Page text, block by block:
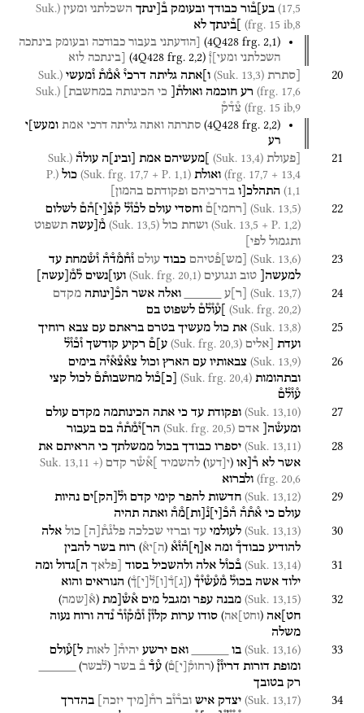
17,5) בע]ב֯ור כבודך ובעומק ב֯[ינתך השכלתני ומעין (Suk.
frg. 15 ib,8)
]ב֯ינתך לא
(4Q428 frg. 2,1) [הודעתני בעבור כבודכה ובעומק בינתכה
השכלתני ומעי]ן֯ (4Q428 frg. 2,2) [בינתכה לוא
20 [סתרת (Suk. 13,3) ו]אתה גליתה דרכי֯ א֯מ֯ת֯ ו֯מעשי (Suk.
frg. 17,6) רע חוכמה ואולת֯[ כי הכינותה במחשבת]
(Suk.
frg. 15 ib,9) צ֯ד֯ק֯
(4Q428 frg. 2,2) סתרתה ואתה גליתה דרכי אמת ומעש]י
רע
21 [פעולת (Suk. 13,4) ]מעשיהם אמת ובינ ה עולה֯ (Suk.
frg. 17,7 + 13,4) ואולת (Suk. frg. 17,7 + P. 1,1) כול (P.
1,1) התהלכ[ו בדרכיהם ופקודתם בהמון]
22
(Suk. 13,5) רחמי ם֯ וחסדי עולם לכ֯ו֯ל֯ ק֯צ֯ י ה֯ם֯ לשלום
(Suk. 13,5 + P. 1,2) ושחת כול (Suk. 13,5) מ֯[עשה תשפוט
ותגמול לפי]
23
(Suk. 13,6) מש פ֯טיהם כבוד עולם ו֯ח֯מ֯ד֯ה֯ ו֯ש֯מחת עד
למעשה[
טוב ונגועים (Suk. frg. 20,1) ועו]נשים ל֯מ֯ עשה
24
(Suk. 13,7) ר ע ואלה אשר הכ֯[ינותה מקדם
(Suk. frg. 20,2) ]ע֯ו֯ל֯ם֯ לשפוט בם
25
(Suk. 13,8) את כול מעשיך בטרם בראתם עם צבא רוחיך
ועדת
[אלים (Suk. frg. 20,3) ע]ם֯ רקיע קודשך ו֯כ֯ו֯ל֯
26
(Suk. 13,9) צבאותיו עם הארץ וכול צא֯צ֯א֯י֯ה בימים
ובתהומות (Suk. frg. 20,4) כ כ֯ול מחשבות֯ם֯ לכול קצי
ע֯ו֯ל֯ם֯
27
(Suk. 13,10) ופקודת עד כי אתה הכינותמה מקדם עולם
ומעש֯ה[
אדם (Suk. frg. 20,5) הר]י֯מ֯ת֯ה֯ בם בעבור
28
(Suk. 13,11) יספרו כבודך בכול ממשלתך כי הראיתם את
אשר לא ר֯[או (י[דעו) להשמיד ]א֯ש֯ר קדם (Suk. 13,11 +
frg. 20,6) ולברוא
29
(Suk. 13,12) חדשות להפר קימי קדם ול֯ הק ים נהיות
עולם כי א֯ת֯ה֯ ה֯כ֯ י נ֯ ות מ֯ה֯ ואתה תהיה
30
(Suk. 13,13) לעולמי עד וברזי שכלכה פלג֯ת֯ ה כול אלה
להודיע כבודך֯ ומה א ף ה֯ו֯א֯ (ה]יא֯) רוח בשר להבין
31
(Suk. 13,14) ב֯כו֯ל אלה ולהשכיל בסוד [פלאך ה]גדול ומה
ילוד אשה בכול֯ מ֯ע֯ש֯י֯ך֯ ( ג ד֯ ו ל֯ י ך֯) הנוראים והוא
32
(Suk. 13,15) מבנה עפר ומגבל מים א֯ש֯[מת (א֯[שמה)
חט]אה (וחט]אה) סודו ערות קלו֯ן֯ ו֯מ֯ק֯ו֯ר֯ נ֯דה ורוח נעוה
משלה
33
(Suk. 13,16) בו ואם ירשע יהיה֯[ לאות ל]ע֯ולם
ומופת דורות דריו֯ן֯ (רחוק֯ י ם֯) ע֯ד֯ ב֯ בשר (ל֯בשר)
רק בטובך
34
(Suk. 13,17) יצדק איש ובר֯ו֯ב רח֯[מיך יזכה]
בהדרך